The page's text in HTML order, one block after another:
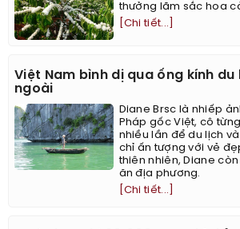
thưởng lãm sắc hoa
[Chi tiết...]
Việt Nam bình dị qua ống kính
ngoài
Diane Brsc là nhiếp
Pháp gốc Việt, cô
nhiều lần để du lịch
chỉ ấn tượng với vẻ
thiên nhiên, Diane
ăn địa phương.
[Chi tiết...]